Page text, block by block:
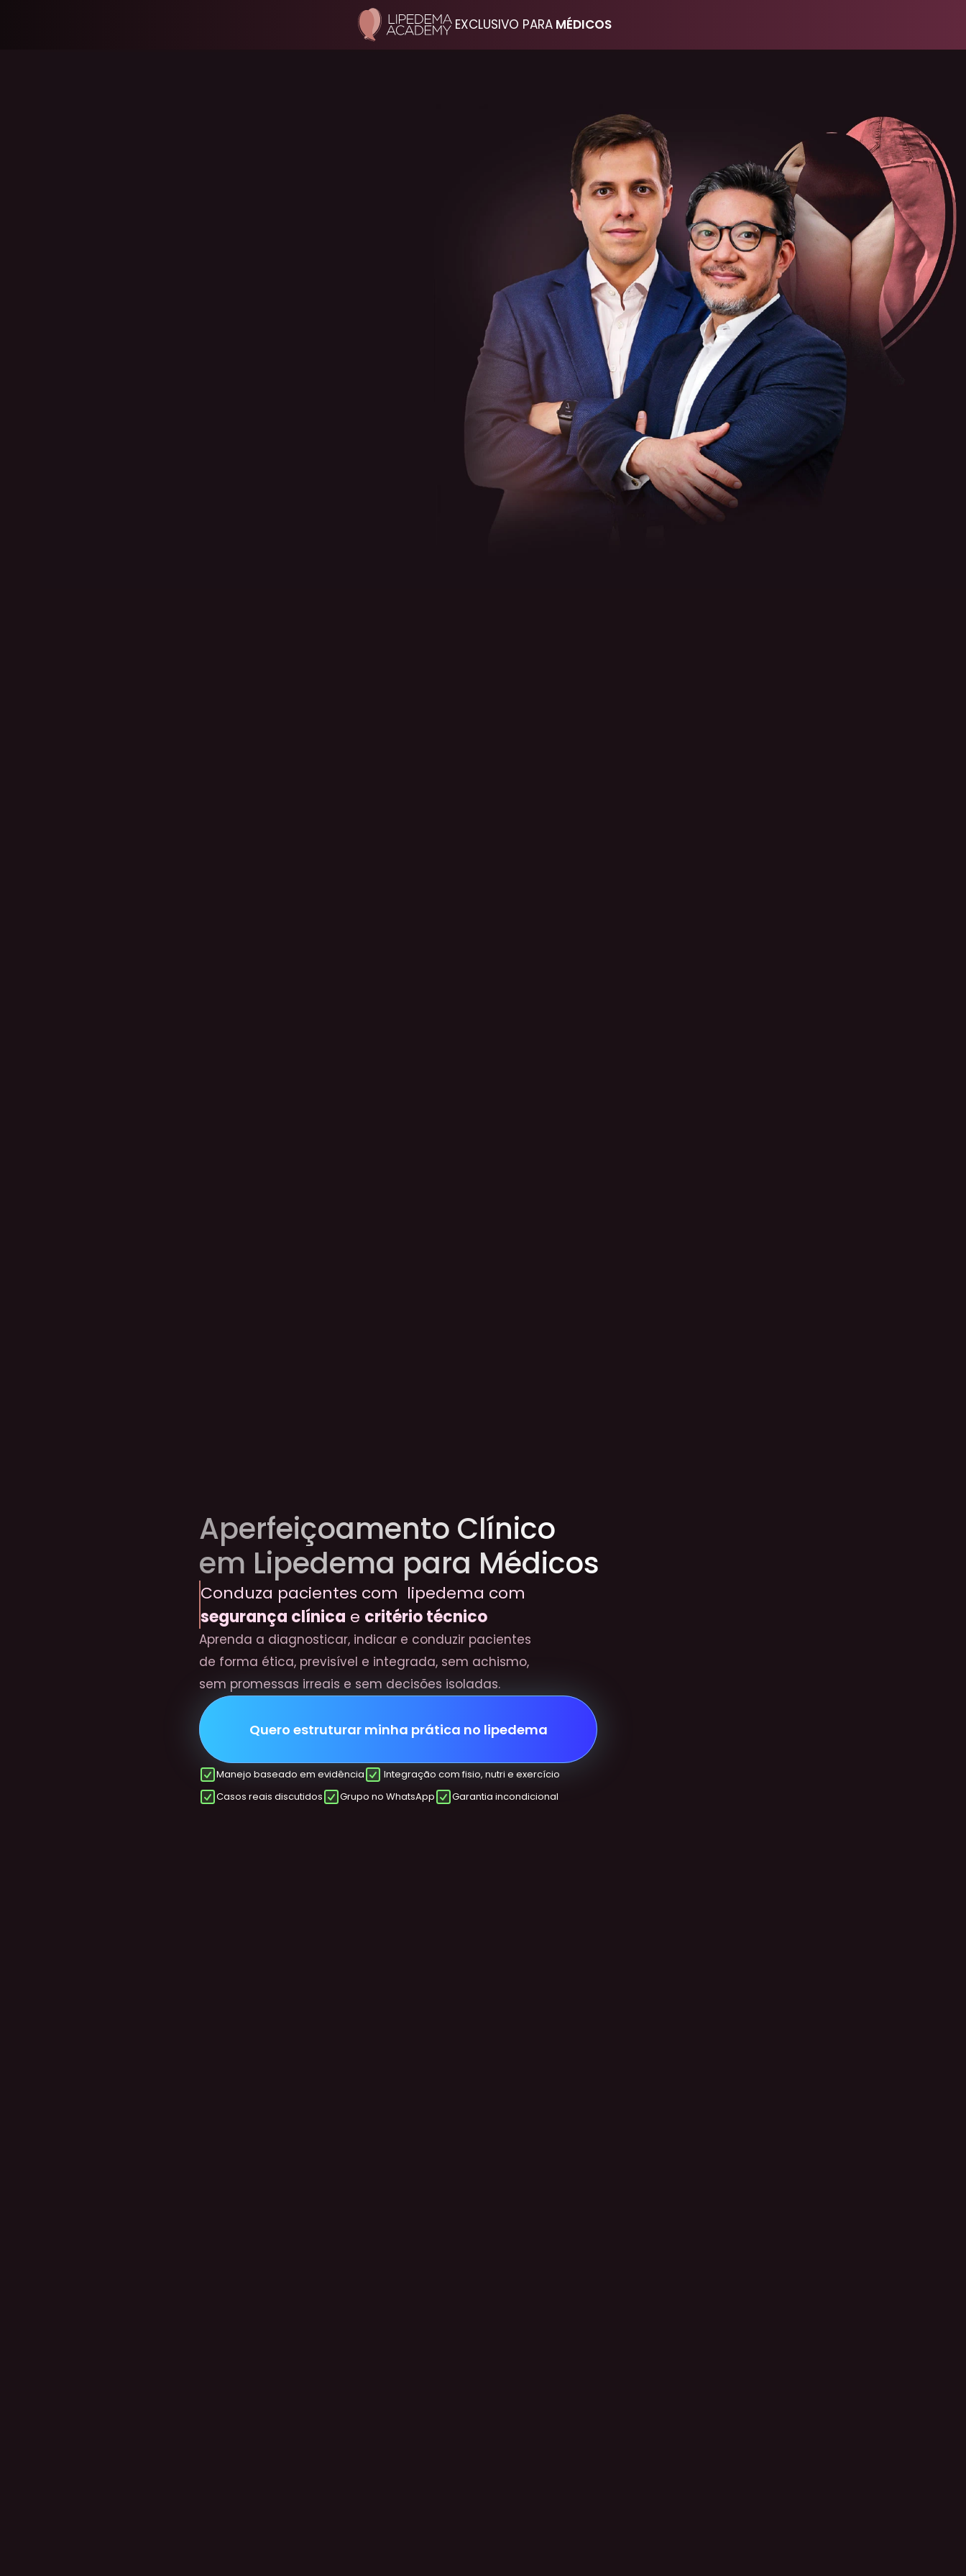
EXCLUSIVO PARA MÉDICOS
Aperfeiçoamento Clínico
em Lipedema para Médicos
Conduza pacientes com  lipedema com
segurança clínica e critério técnico
Aprenda a diagnosticar, indicar e conduzir pacientes
de forma ética, previsível e integrada, sem achismo,
sem promessas irreais e sem decisões isoladas.
Quero estruturar minha prática no lipedema
Manejo baseado em evidência
Integração com fisio, nutri e exercício
Casos reais discutidos
Grupo no WhatsApp Garantia incondicional